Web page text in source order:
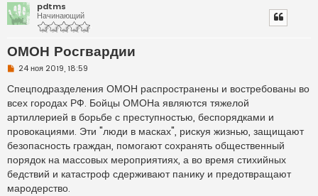
pdtms
Начинающий
ОМОН Росгвардии
Н
п
р
о
ч
и
т
н
н
о
е
с
24 ноя 2019, 18:59
Спецподразделения ОМОН распространены и востребованы во
всех городах РФ. Бойцы ОМОНа являются тяжелой
артиллерией в борьбе с преступностью, беспорядками и
провокациями. Эти "люди в масках", рискуя жизнью, защищают
безопасность граждан, помогают сохранять общественный
порядок на массовых мероприятиях, а во время стихийных
бедствий и катастроф сдерживают панику и предотвращают
мародерство.